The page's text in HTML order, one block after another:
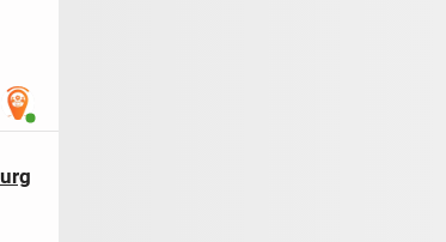
Benutzer ist online